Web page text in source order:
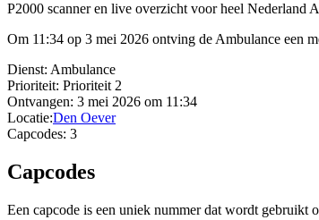
P2000 scanner en live overzicht voor heel Nederland
Om 11:34 op 3 mei 2026 ontving de Ambulance een
Dienst: Ambulance
Prioriteit: Prioriteit 2
Ontvangen: 3 mei 2026 om 11:34
Locatie:Den Oever
Capcodes: 3
Capcodes
Een capcode is een uniek nummer dat wordt gebruikt